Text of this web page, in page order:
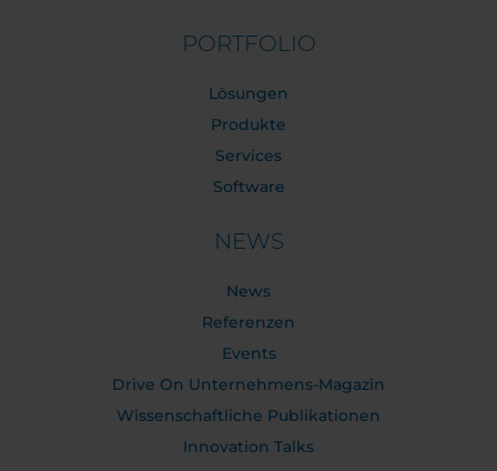
PORTFOLIO
Lösungen
Produkte
Services
Software
NEWS
News
Referenzen
Events
Drive On Unternehmens-Magazin
Wissenschaftliche Publikationen
Innovation Talks